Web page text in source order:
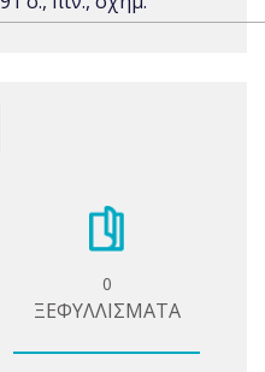
0
ΞΕΦΥΛΛΙΣΜΑΤΑ